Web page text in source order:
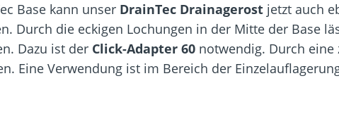
Base kann unser DrainTec Drainagerostjetzt auch
Durch die eckigen Lochungen in der Mitte der Base
Dazu ist der Click-Adapter 60notwendig. Durch eine
Eine Verwendung ist im Bereich der